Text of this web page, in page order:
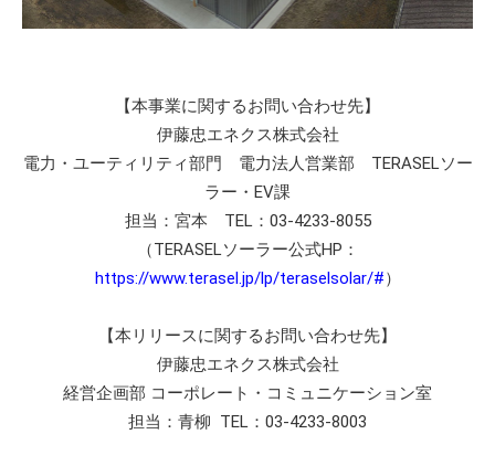
【本事業に関するお問い合わせ先】
伊藤忠エネクス株式会社
電力・ユーティリティ部門 電力法人営業部 TERASELソー
ラー・EV課
担当：宮本 TEL：03-4233-8055
（TERASELソーラー公式HP：
https://www.terasel.jp/lp/teraselsolar/#）
【本リリースに関するお問い合わせ先】
伊藤忠エネクス株式会社
経営企画部 コーポレート・コミュニケーション室
担当：青柳 TEL：03-4233-8003